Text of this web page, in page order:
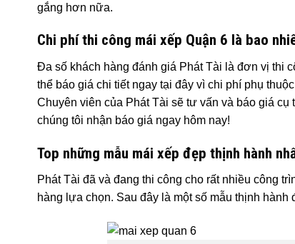
gắng hơn nữa.
Chi phí thi công mái xếp Quận 6 là bao
Đa số khách hàng đánh giá Phát Tài là đơn vị thi
thể báo giá chi tiết ngay tại đây vì chi phí phụ
Chuyên viên của Phát Tài sẽ tư vấn và báo giá
chúng tôi nhận báo giá ngay hôm nay!
Top những mẫu mái xếp đẹp thịnh hành
Phát Tài đã và đang thi công cho rất nhiều công
hàng lựa chọn. Sau đây là một số mẫu thịnh